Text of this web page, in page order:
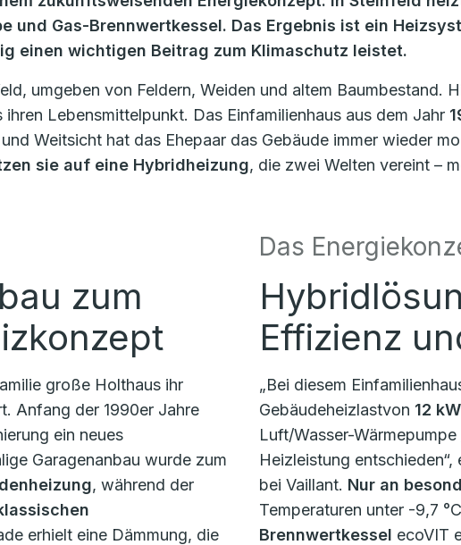
und Gas-Brennwertkessel. Das Ergebnis ist ein
einen wichtigen Beitrag zum Klimaschutz leistet.
umgeben von Feldern, Weiden und altem Baumbestand.
Lebensmittelpunkt. Das Einfamilienhaus aus dem Jahr
Weitsicht hat das Ehepaar das Gebäude immer wieder
sie auf eine Hybridheizung, die zwei Welten vereint –
zum
große Holthaus ihr
Anfang der 1990er Jahre
ein neues
Garagenanbau wurde zum
, während der
erhielt eine Dämmung, die
Das
Effizienz
„Bei diesem
Gebäudeheizlastvon 12 kW
Luft/Wasser-Wärmepumpe
Heizleistung
bei Vaillant. Nur an
Temperaturen unter -9,7
Brennwertkessel ecoVIT